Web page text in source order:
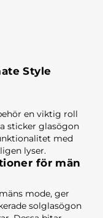
Style
en viktig roll
sticker glasögon
med
lyser.
för män
mode, ger
solglasögon